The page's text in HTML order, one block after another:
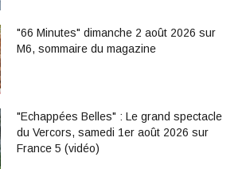
"66 Minutes" dimanche 2 août 2026 sur
M6, sommaire du magazine
"Echappées Belles" : Le grand spectacle
du Vercors, samedi 1er août 2026 sur
France 5 (vidéo)